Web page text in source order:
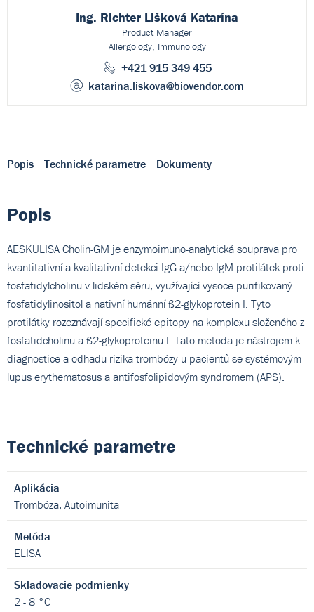
Ing. Richter Lišková Katarína
Product Manager
Allergology, Immunology
+421 915 349 455
katarina.liskova@biovendor.com
Popis Technické parametre Dokumenty
Popis
AESKULISA Cholin-GM je enzymoimuno-analytická souprava pro
kvantitativní a kvalitativní detekci IgG a/nebo IgM protilátek proti
fosfatidylcholinu v lidském séru, využívající vysoce purifikovaný
fosfatidylinositol a nativní humánní ß2-glykoprotein I. Tyto
protilátky rozeznávají specifické epitopy na komplexu složeného z
fosfatidcholinu a ß2-glykoproteinu I. Tato metoda je nástrojem k
diagnostice a odhadu rizika trombózy u pacientů se systémovým
lupus erythematosus a antifosfolipidovým syndromem (APS).
Technické parametre
Aplikácia
Trombóza, Autoimunita
Metóda
ELISA
Skladovacie podmienky
2 - 8 °C